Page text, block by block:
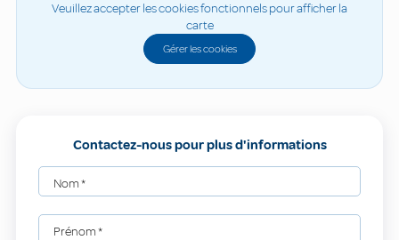
Veuillez accepter les cookies fonctionnels pour afficher la
carte
Gérer les cookies
Contactez-nous pour plus d'informations
Nom*
Prénom*